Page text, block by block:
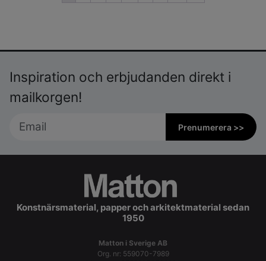
Inspiration och erbjudanden direkt i
mailkorgen!
Prenumerera >>
Konstnärsmaterial, papper och arkitektmaterial sedan
1950
Matton i Sverige AB
Org. nr: 559070-7989